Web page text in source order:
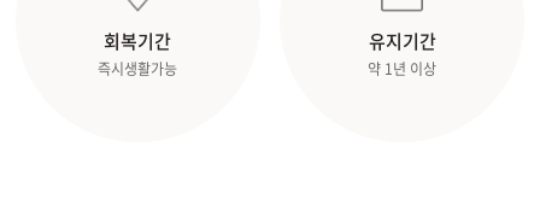
회복기간
즉시생활가능
유지기간
약 1년 이상